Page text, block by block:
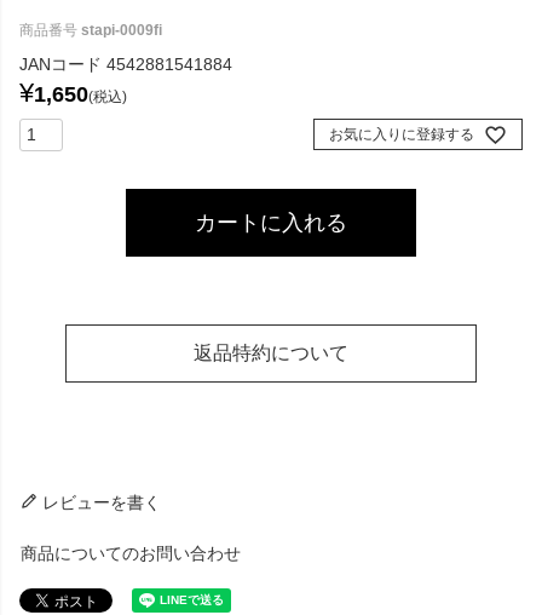
商品番号 stapi-0009fi
JANコード 4542881541884
¥1,650 税込
お気に入りに登録する
カートに入れる
返品特約について
レビューを書く
商品についてのお問い合わせ